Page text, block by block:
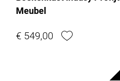
Meubel
€ 549,00